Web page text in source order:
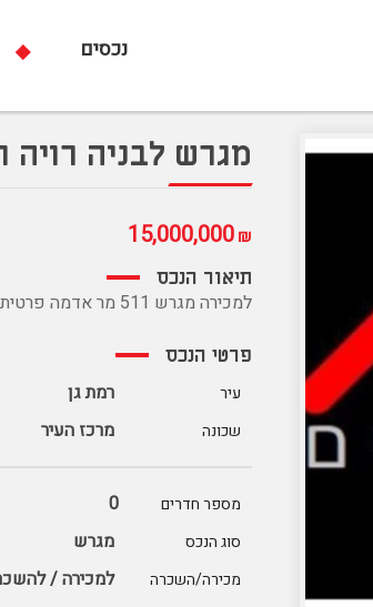
נכסים
מגרש לבניה רויה
15,000,000₪
תיאור הנכס
למכירה מגרש 511 מר אדמה פרטית לבניה רויה ניתן לבנות 13 דירות 7 קומות
פרטי הנכס
עיר רמת גן
שכונה מרכז העיר
מספר חדרים 0
סוג הנכס מגרש
מכירה/השכרה למכירה /